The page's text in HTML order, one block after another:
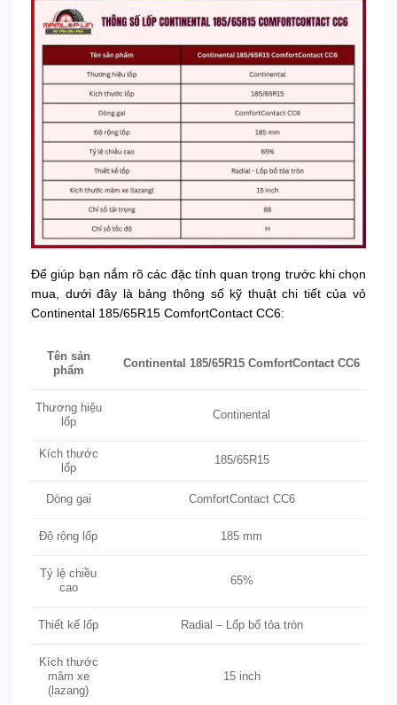
Để giúp bạn nắm rõ các đặc tính quan trọng trước khi chọn
mua, dưới đây là bảng thông số kỹ thuật chi tiết của vỏ
Continental 185/65R15 ComfortContact CC6:
Tên sản
phẩm
Continental 185/65R15 ComfortContact CC6
Thương hiệu
lốp
Continental
Kích thước
lốp
185/65R15
Dòng gai ComfortContact CC6
Độ rộng lốp 185 mm
Tỷ lệ chiều
cao
65%
Thiết kế lốp Radial – Lốp bố tỏa tròn
Kích thước
mâm xe
(lazang)
15 inch